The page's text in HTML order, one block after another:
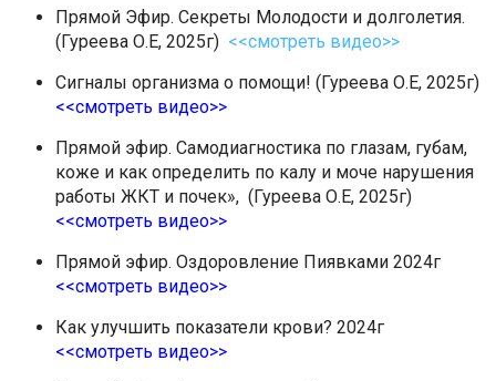
Прямой Эфир. Секреты Молодости и долголетия.
(Гуреева О.Е, 2025г) <<смотреть видео>>
Сигналы организма о помощи! (Гуреева О.Е, 2025г)
<<смотреть видео>>
Прямой эфир. Самодиагностика по глазам, губам,
коже и как определить по калу и моче нарушения
работы ЖКТ и почек», (Гуреева О.Е, 2025г)
<<смотреть видео>>
Прямой эфир. Оздоровление Пиявками 2024г
<<смотреть видео>>
Как улучшить показатели крови? 2024г
<<смотреть видео>>